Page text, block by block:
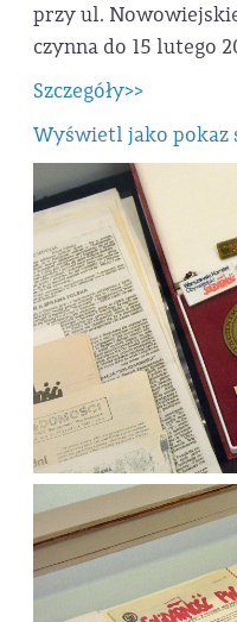
przy ul.
czynna do 15 lutego
Szczegóły>>
Wyświetl jako pokaz